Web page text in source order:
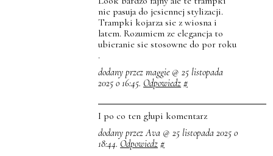
nie pasuja do jesiennej stylizacji.
Trampki kojarza sie z wiosna i
latem. Rozumiem ze elegancja to
ubieranie sie stosowne do por roku
.
dodany przez maggie @ 25 listopada
2025 o 16:45. Odpowiedz #
I po co ten głupi komentarz
dodany przez Ava @ 25 listopada 2025 o
18:44. Odpowiedz #